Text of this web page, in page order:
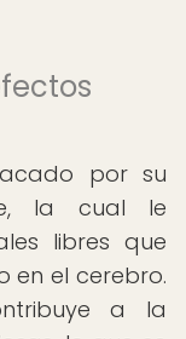
por su
la cual le
libres que
en el cerebro.
a la